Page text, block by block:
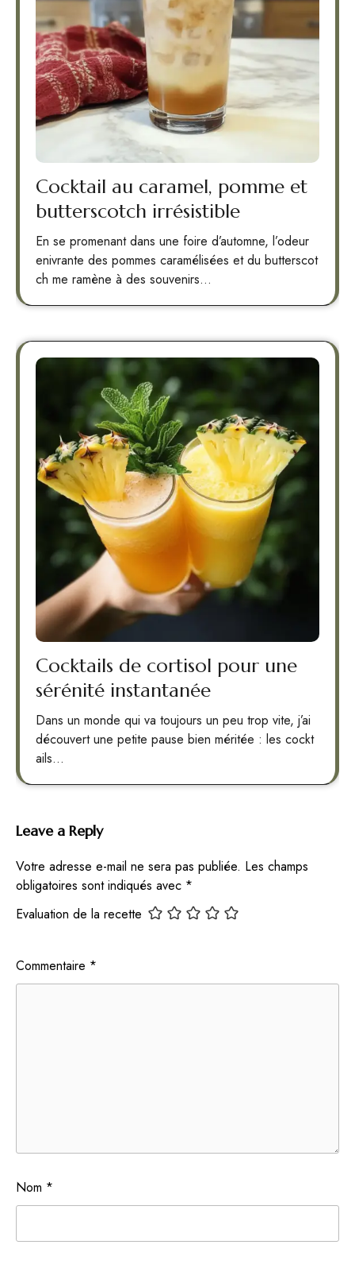
Cocktail au caramel, pomme et
butterscotch irrésistible
En se promenant dans une foire d’automne, l’odeur
enivrante des pommes caramélisées et du butterscot
ch me ramène à des souvenirs…
Cocktails de cortisol pour une
sérénité instantanée
Dans un monde qui va toujours un peu trop vite, j’ai
découvert une petite pause bien méritée : les cockt
ails…
Leave a Reply
Votre adresse e-mail ne sera pas publiée. Les champs
obligatoires sont indiqués avec *
Evaluation de la recette
Commentaire *
Nom *